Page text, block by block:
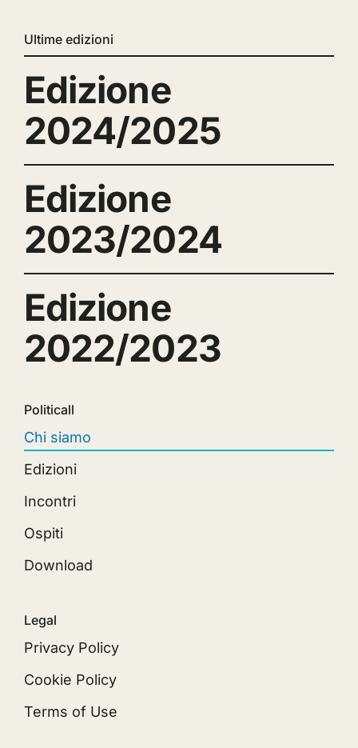
Ultime edizioni
Edizione
2024/2025
Edizione
2023/2024
Edizione
2022/2023
Politicall
Chi siamo
Edizioni
Incontri
Ospiti
Download
Legal
Privacy Policy
Cookie Policy
Terms of Use